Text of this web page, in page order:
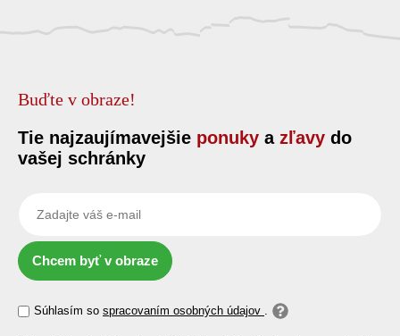
Buďte v obraze!
Tie najzaujímavejšie ponuky a zľavy do
vašej schránky
Chcem byť v obraze
Súhlasím so spracovaním osobných údajov .